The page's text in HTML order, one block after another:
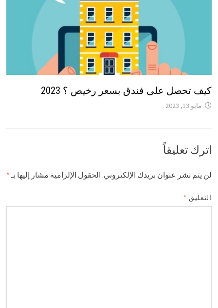
كيف تحصل على فندق بسعر رخيص ؟ 2023
مايو 13, 2023
اترك تعليقاً
لن يتم نشر عنوان بريدك الإلكتروني. الحقول الإلزامية مشار إليها بـ *
التعليق *